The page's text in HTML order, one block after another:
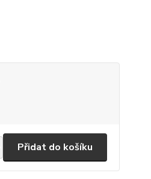
Přidat do košíku